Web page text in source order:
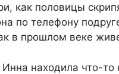
как половицы
по телефону
в прошлом веке
находила что-то